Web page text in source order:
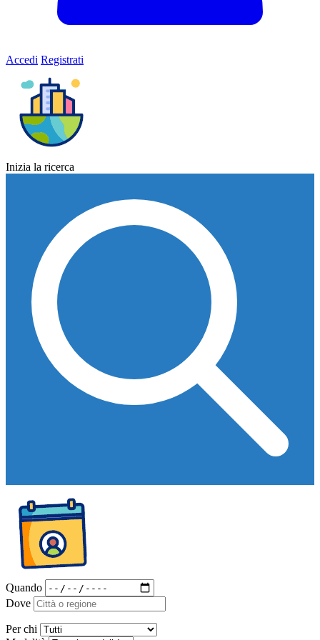
Accedi Registrati
Inizia la ricerca
Quando
Dove
Per chi